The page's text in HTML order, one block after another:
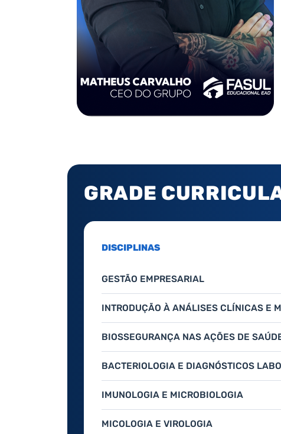
GRADE
DISCIPLINAS
GESTÃO EMPRESARIAL
INTRODUÇÃO À ANÁLISES CLÍNICAS E
BIOSSEGURANÇA NAS AÇÕES DE
BACTERIOLOGIA E DIAGNÓSTICOS
IMUNOLOGIA E MICROBIOLOGIA
MICOLOGIA E VIROLOGIA